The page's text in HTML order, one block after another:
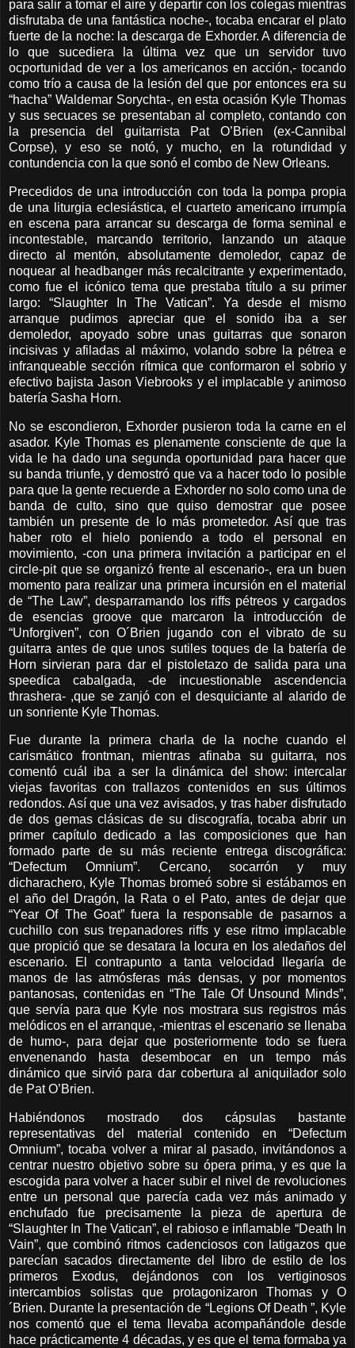
para salir a tomar el aire y departir con los colegas mientras
disfrutaba de una fantástica noche-, tocaba encarar el plato
fuerte de la noche: la descarga de Exhorder. A diferencia de
lo que sucediera la última vez que un servidor tuvo
ocportunidad de ver a los americanos en acción,- tocando
como trío a causa de la lesión del que por entonces era su
“hacha” Waldemar Sorychta-, en esta ocasión Kyle Thomas
y sus secuaces se presentaban al completo, contando con
la presencia del guitarrista Pat O’Brien (ex-Cannibal
Corpse), y eso se notó, y mucho, en la rotundidad y
contundencia con la que sonó el combo de New Orleans.
Precedidos de una introducción con toda la pompa propia
de una liturgia eclesiástica, el cuarteto americano irrumpía
en escena para arrancar su descarga de forma seminal e
incontestable, marcando territorio, lanzando un ataque
directo al mentón, absolutamente demoledor, capaz de
noquear al headbanger más recalcitrante y experimentado,
como fue el icónico tema que prestaba título a su primer
largo: “Slaughter In The Vatican”. Ya desde el mismo
arranque pudimos apreciar que el sonido iba a ser
demoledor, apoyado sobre unas guitarras que sonaron
incisivas y afiladas al máximo, volando sobre la pétrea e
infranqueable sección rítmica que conformaron el sobrio y
efectivo bajista Jason Viebrooks y el implacable y animoso
batería Sasha Horn.
No se escondieron, Exhorder pusieron toda la carne en el
asador. Kyle Thomas es plenamente consciente de que la
vida le ha dado una segunda oportunidad para hacer que
su banda triunfe, y demostró que va a hacer todo lo posible
para que la gente recuerde a Exhorder no solo como una de
banda de culto, sino que quiso demostrar que posee
también un presente de lo más prometedor. Así que tras
haber roto el hielo poniendo a todo el personal en
movimiento, -con una primera invitación a participar en el
circle-pit que se organizó frente al escenario-, era un buen
momento para realizar una primera incursión en el material
de “The Law”, desparramando los riffs pétreos y cargados
de esencias groove que marcaron la introducción de
“Unforgiven”, con O´Brien jugando con el vibrato de su
guitarra antes de que unos sutiles toques de la batería de
Horn sirvieran para dar el pistoletazo de salida para una
speedica cabalgada, -de incuestionable ascendencia
thrashera- ,que se zanjó con el desquiciante al alarido de
un sonriente Kyle Thomas.
Fue durante la primera charla de la noche cuando el
carismático frontman, mientras afinaba su guitarra, nos
comentó cuál iba a ser la dinámica del show: intercalar
viejas favoritas con trallazos contenidos en sus últimos
redondos. Así que una vez avisados, y tras haber disfrutado
de dos gemas clásicas de su discografía, tocaba abrir un
primer capítulo dedicado a las composiciones que han
formado parte de su más reciente entrega discográfica:
“Defectum Omnium”. Cercano, socarrón y muy
dicharachero, Kyle Thomas bromeó sobre si estábamos en
el año del Dragón, la Rata o el Pato, antes de dejar que
“Year Of The Goat” fuera la responsable de pasarnos a
cuchillo con sus trepanadores riffs y ese ritmo implacable
que propició que se desatara la locura en los aledaños del
escenario. El contrapunto a tanta velocidad llegaría de
manos de las atmósferas más densas, y por momentos
pantanosas, contenidas en “The Tale Of Unsound Minds”,
que servía para que Kyle nos mostrara sus registros más
melódicos en el arranque, -mientras el escenario se llenaba
de humo-, para dejar que posteriormente todo se fuera
envenenando hasta desembocar en un tempo más
dinámico que sirvió para dar cobertura al aniquilador solo
de Pat O’Brien.
Habiéndonos mostrado dos cápsulas bastante
representativas del material contenido en “Defectum
Omnium”, tocaba volver a mirar al pasado, invitándonos a
centrar nuestro objetivo sobre su ópera prima, y es que la
escogida para volver a hacer subir el nivel de revoluciones
entre un personal que parecía cada vez más animado y
enchufado fue precisamente la pieza de apertura de
“Slaughter In The Vatican”, el rabioso e inflamable “Death In
Vain”, que combinó ritmos cadenciosos con latigazos que
parecían sacados directamente del libro de estilo de los
primeros Exodus, dejándonos con los vertiginosos
intercambios solistas que protagonizaron Thomas y O
´Brien. Durante la presentación de “Legions Of Death ”, Kyle
nos comentó que el tema llevaba acompañándole desde
hace prácticamente 4 décadas, y es que el tema formaba ya